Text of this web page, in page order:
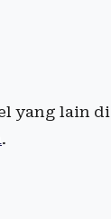
yang lain di
.